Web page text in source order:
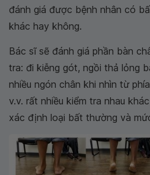
đánh giá được bệnh nhân có
khác hay không.
Bác sĩ sẽ đánh giá phần bàn
tra: đi kiễng gót, ngồi thả lỏng
nhiều ngón chân khi nhìn từ
v.v. rất nhiều kiểm tra nhau
xác định loại bất thường và